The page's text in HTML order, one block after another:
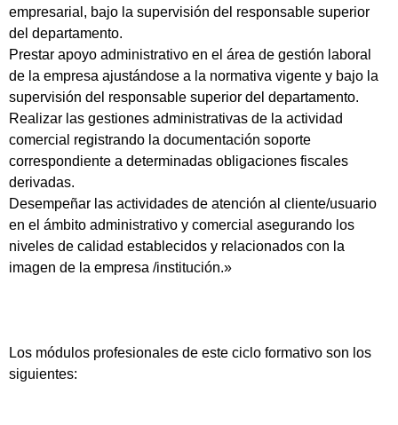
empresarial, bajo la supervisión del responsable superior
del departamento.
Prestar apoyo administrativo en el área de gestión laboral
de la empresa ajustándose a la normativa vigente y bajo la
supervisión del responsable superior del departamento.
Realizar las gestiones administrativas de la actividad
comercial registrando la documentación soporte
correspondiente a determinadas obligaciones fiscales
derivadas.
Desempeñar las actividades de atención al cliente/usuario
en el ámbito administrativo y comercial asegurando los
niveles de calidad establecidos y relacionados con la
imagen de la empresa /institución.»
Los módulos profesionales de este ciclo formativo son los
siguientes: